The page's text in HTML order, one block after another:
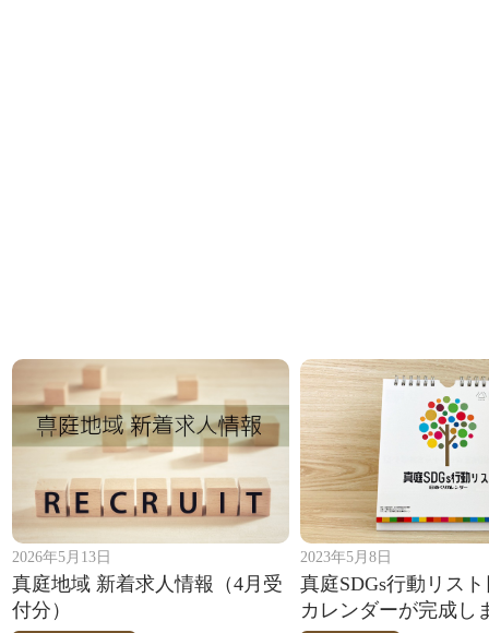
2026年5月13日
真庭地域 新着求人情報（4月受
付分）
2023年5月8日
真庭SDGs行動リス
カレンダーが完成し